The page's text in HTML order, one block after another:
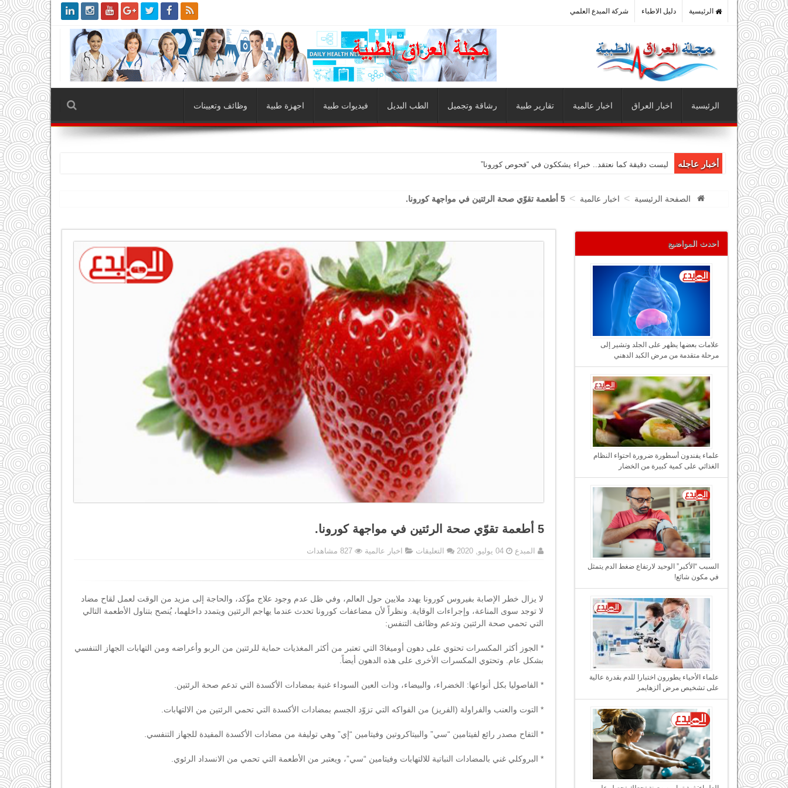
الرئيسية دليل الاطباء شركة المبدع العلمي
الرئيسية اخبار العراق اخبار عالمية تقارير طبية رشاقة وتجميل الطب البديل فيديوات طبية اجهزة طبية وظائف وتعيينات
أخبار عاجله ليست دقيقة كما نعتقد.. خبراء يشككون في “فحوص كورونا”
الصفحة الرئيسية > اخبار عالمية > 5 أطعمة تقوّي صحة الرئتين في مواجهة كورونا.
5 أطعمة تقوّي صحة الرئتين في مواجهة كورونا.
المبدع 04 يوليو, 2020 التعليقاتعلى
تقوّي
صحة
الرئتين
في
مواجهة
مغلقة
اخبار عالمية 827 مشاهدات
لا يزال خطر الإصابة بفيروس كورونا يهدد ملايين حول العالم، وفي ظل عدم وجود علاج مؤّكد، والحاجة إلى مزيد من الوقت لعمل لقاح مضاد
لا توجد سوى المناعة، وإجراءات الوقاية. ونظراً لأن مضاعفات كورونا تحدث عندما يهاجم الرئتين ويتمدد داخلهما، يُنصح بتناول الأطعمة التالي
التي تحمي صحة الرئتين وتدعم وظائف التنفس:
* الجوز أكثر المكسرات تحتوي على دهون أوميغا3 التي تعتبر من أكثر المغذيات حماية للرئتين من الربو وأعراضه ومن التهابات الجهاز التنفسي
بشكل عام. وتحتوي المكسرات الأخرى على هذه الدهون أيضاً.
* الفاصوليا بكل أنواعها: الخضراء، والبيضاء، وذات العين السوداء غنية بمضادات الأكسدة التي تدعم صحة الرئتين.
* التوت والعنب والفراولة (الفريز) من الفواكه التي تزوّد الجسم بمضادات الأكسدة التي تحمي الرئتين من الالتهابات.
* التفاح مصدر رائع لفيتامين “سي” والبيتاكروتين وفيتامين “إي” وهي توليفة من مضادات الأكسدة المفيدة للجهاز التنفسي.
* البروكلي غني بالمضادات النباتية للالتهابات وفيتامين “سي”، ويعتبر من الأطعمة التي تحمي من الانسداد الرئوي.
احدث المواضيع
علامات بعضها يظهر على الجلد وتشير إلى
مرحلة متقدمة من مرض الكبد الدهني
علماء يفندون أسطورة ضرورة احتواء النظام
الغذائي على كمية كبيرة من الخضار
السبب “الأكبر” الوحيد لارتفاع ضغط الدم يتمثل
في مكون شائع!
علماء الأحياء يطورون اختبارا للدم بقدرة عالية
على تشخيص مرض ألزهايمر